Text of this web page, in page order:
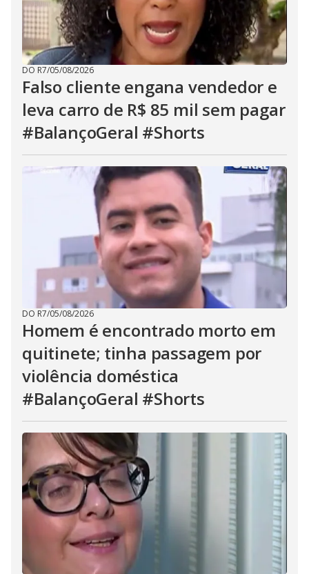
DO R7/05/08/2026
Falso cliente engana vendedor e
leva carro de R$ 85 mil sem pagar
#BalançoGeral #Shorts
DO R7/05/08/2026
Homem é encontrado morto em
quitinete; tinha passagem por
violência doméstica
#BalançoGeral #Shorts